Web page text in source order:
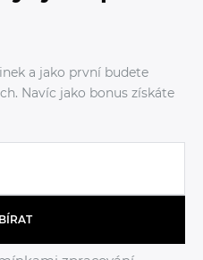
a jako první budete
Navíc jako bonus získáte